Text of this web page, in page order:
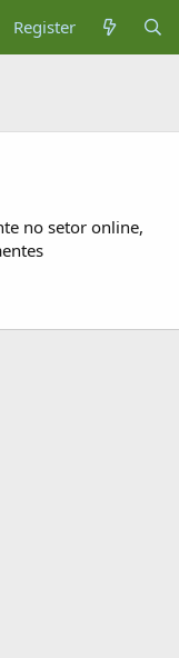
Register
no setor online,